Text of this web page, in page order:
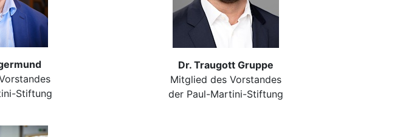
Stiftung
Dr. Traugott Gruppe
Mitglied des Vorstandes
der Paul-Martini-Stiftung